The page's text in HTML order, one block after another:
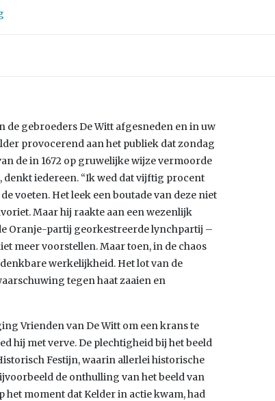
de gebroeders De Witt afgesneden en in uw
provocerend aan het publiek dat zondag
de in 1672 op gruwelijke wijze vermoorde
denkt iedereen. “Ik wed dat vijftig procent
voeten. Het leek een boutade van deze niet
Maar hij raakte aan een wezenlijk
Oranje-partij georkestreerde lynchpartij –
meer voorstellen. Maar toen, in de chaos
werkelijkheid. Het lot van de
tegen haat zaaien en
Vrienden van De Witt om een krans te
hij met verve. De plechtigheid bij het beeld
Festijn, waarin allerlei historische
de onthulling van het beeld van
het moment dat Kelder in actie kwam, had